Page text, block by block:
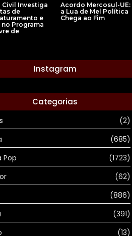
Civil Investiga
de
e
no Programa
de
Acordo Mercosul-UE:
a Lua de Mel Política
Chega ao Fim
Instagram
Categorias
(2)
(685)
Pop
(1723)
(62)
(886)
(391)
(13)